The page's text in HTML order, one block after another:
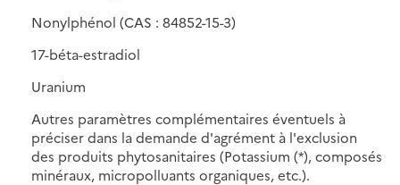
Nonylphénol (CAS : 84852-15-3)
17-béta-estradiol
Uranium
Autres paramètres complémentaires éventuels à
préciser dans la demande d'agrément à l'exclusion
des produits phytosanitaires (Potassium (*), composés
minéraux, micropolluants organiques, etc.).